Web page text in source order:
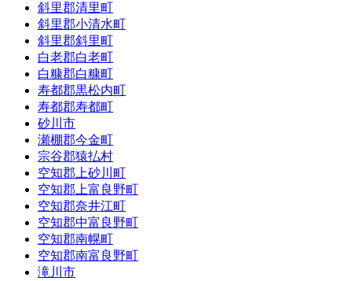
斜里郡清里町
斜里郡小清水町
斜里郡斜里町
白老郡白老町
白糠郡白糠町
寿都郡黒松内町
寿都郡寿都町
砂川市
瀬棚郡今金町
宗谷郡猿払村
空知郡上砂川町
空知郡上富良野町
空知郡奈井江町
空知郡中富良野町
空知郡南幌町
空知郡南富良野町
滝川市